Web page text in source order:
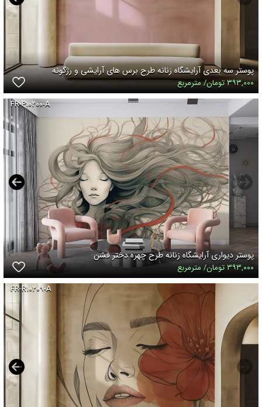
پوستر سه بعدی آرایشگاه زنانه طرح برس های آرایشی و رژگونه
۳۹۳,۰۰۰ تومان/ مترمربع
FR-P۱۰۲۰۰-A
پوستر دیواری آرایشگاه زنانه طرح چهره دختر فشن
۳۹۳,۰۰۰ تومان/ مترمربع
FR-R۱۰۲۰۹-A